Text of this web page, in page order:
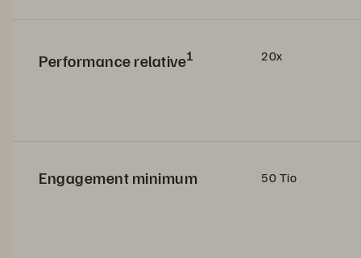
Performance relative1 20x
Engagement minimum 50 Tio